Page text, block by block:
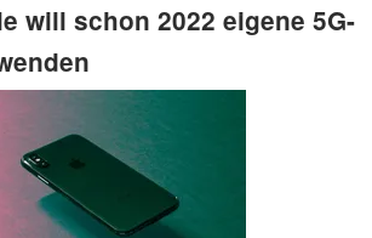
will schon 2022 eigene 5G-